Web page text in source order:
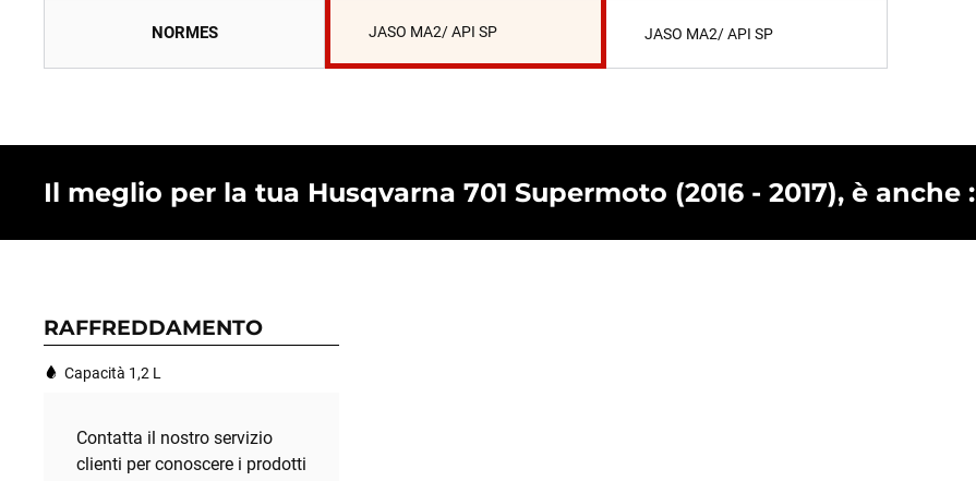
NORMES JASO MA2/ API SP JASO MA2/ API SP
Il meglio per la tua Husqvarna 701 Supermoto (2016 - 2017), è anche :
RAFFREDDAMENTO
Capacità 1,2 L
Contatta il nostro servizio
clienti per conoscere i prodotti